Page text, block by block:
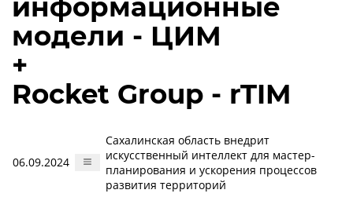
информационные
модели - ЦИМ
+
Rocket Group - rTIM
06.09.2024
Сахалинская область внедрит
искусственный интеллект для мастер-
планирования и ускорения процессов
развития территорий